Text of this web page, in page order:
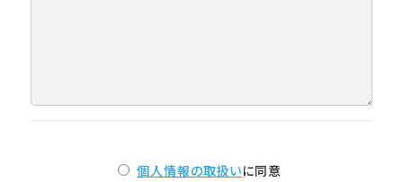
個人情報の取扱いに同意